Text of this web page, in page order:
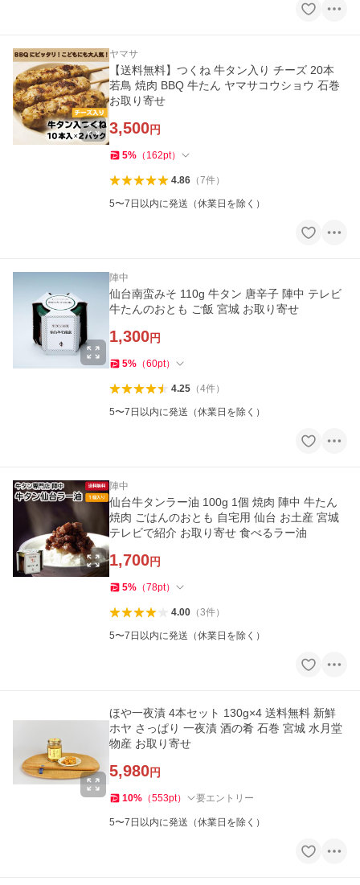
ヤマサ
【送料無料】つくね 牛タン入り チーズ 20本
若鳥 焼肉 BBQ 牛たん ヤマサコウショウ 石巻
お取り寄せ
3,500円
5% （ 162pt）
4.86（7件）
5〜7日以内に発送（休業日を除く）
陣中
仙台南蛮みそ 110g 牛タン 唐辛子 陣中 テレビ
牛たんのおとも ご飯 宮城 お取り寄せ
1,300円
5% （60pt）
4.25（4件）
5〜7日以内に発送（休業日を除く）
陣中
仙台牛タンラー油 100g 1個 焼肉 陣中 牛たん
焼肉 ごはんのおとも 自宅用 仙台 お土産 宮城
テレビで紹介 お取り寄せ 食べるラー油
1,700円
5% （78pt）
4.00（3件）
5〜7日以内に発送（休業日を除く）
ほや一夜漬 4本セット 130g×4 送料無料 新鮮
ホヤ さっぱり 一夜漬 酒の肴 石巻 宮城 水月堂
物産 お取り寄せ
5,980円
10% （553pt） 要エントリー
5〜7日以内に発送（休業日を除く）